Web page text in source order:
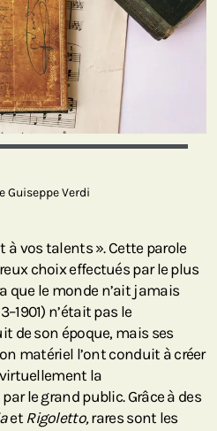
Guiseppe Verdi
à vos talents ». Cette parole
choix effectués par le plus
que le monde n’ait jamais
n’était pas le
de son époque, mais ses
matériel l’ont conduit à créer
la
le grand public. Grâce à des
et Rigoletto, rares sont les